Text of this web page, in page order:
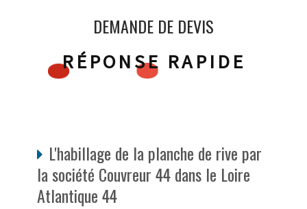
DEMANDE DE DEVIS
RÉPONSE RAPIDE
L'habillage de la planche de rive par
la société Couvreur 44 dans le Loire
Atlantique 44